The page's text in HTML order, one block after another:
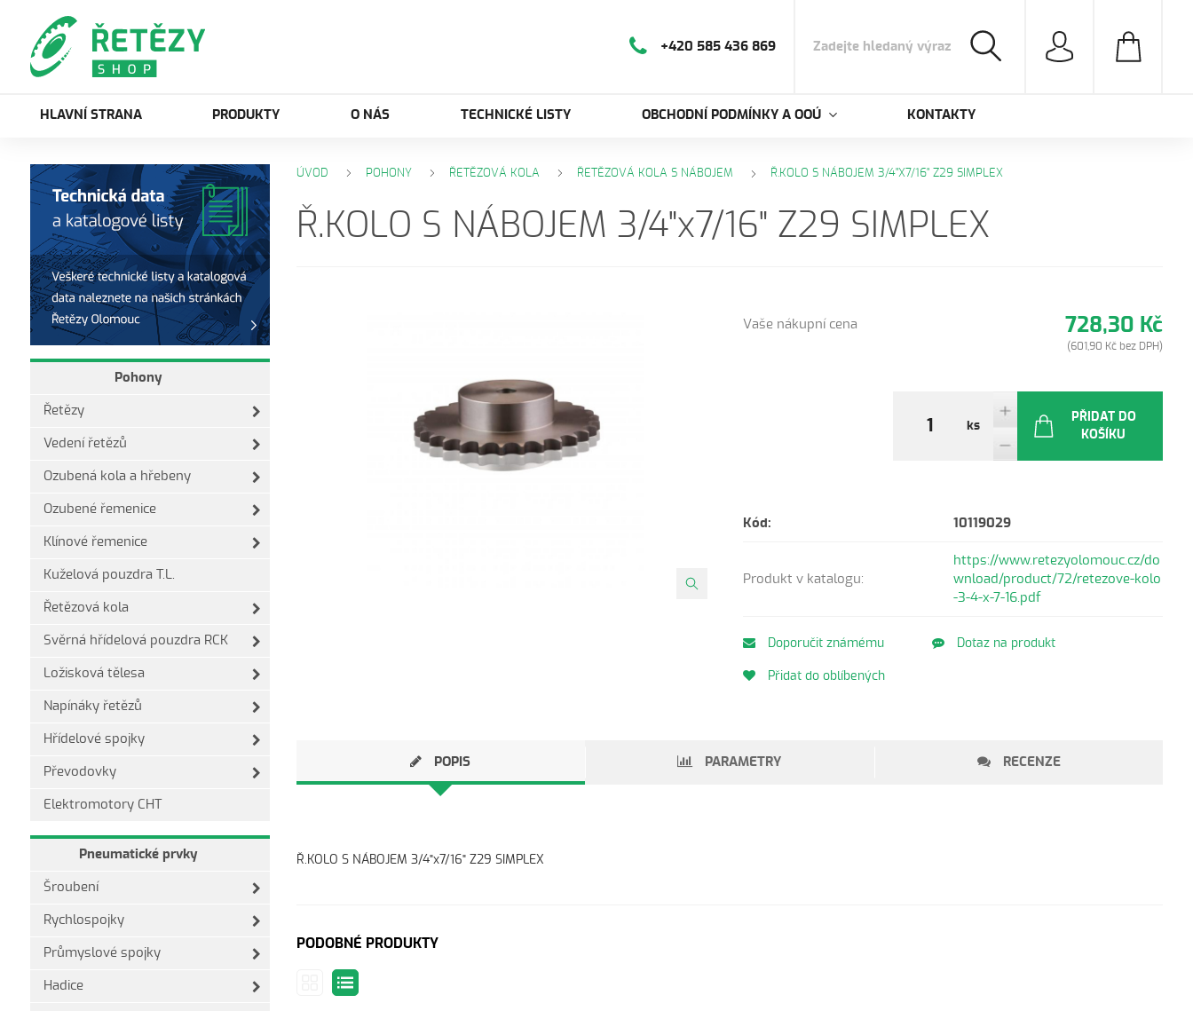
+420 585 436 869
HLAVNÍ STRANA PRODUKTY O NÁS TECHNICKÉ LISTY OBCHODNÍ PODMÍNKY A OOÚ KONTAKTY
Pohony
Řetězy
Vedení řetězů
Ozubená kola a hřebeny
Ozubené řemenice
Klínové řemenice
Kuželová pouzdra T.L.
Řetězová kola
Svěrná hřídelová pouzdra RCK
Ložisková tělesa
Napínáky řetězů
Hřídelové spojky
Převodovky
Elektromotory CHT
Pneumatické prvky
Šroubení
Rychlospojky
Průmyslové spojky
Hadice
ÚVOD POHONY ŘETĚZOVÁ KOLA ŘETĚZOVÁ KOLA S NÁBOJEM Ř.KOLO S NÁBOJEM 3/4"X7/16" Z29 SIMPLEX
Ř.KOLO S NÁBOJEM 3/4"x7/16" Z29 SIMPLEX
Vaše nákupní cena 728,30 Kč
(601,90 Kč bez DPH)
ks
PŘIDAT DO
KOŠÍKU
Kód: 10119029
Produkt v katalogu:
https://www.retezyolomouc.cz/do
wnload/product/72/retezove-kolo
-3-4-x-7-16.pdf
Doporučit známému Dotaz na produkt
Přidat do oblíbených
POPIS PARAMETRY RECENZE
Ř.KOLO S NÁBOJEM 3/4"x7/16" Z29 SIMPLEX
PODOBNÉ PRODUKTY